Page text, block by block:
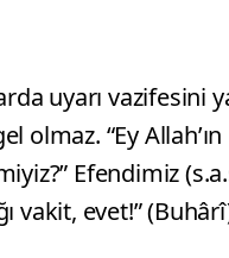
uyarı vazifesini
“Ey
Efendimiz
vakit, evet!”